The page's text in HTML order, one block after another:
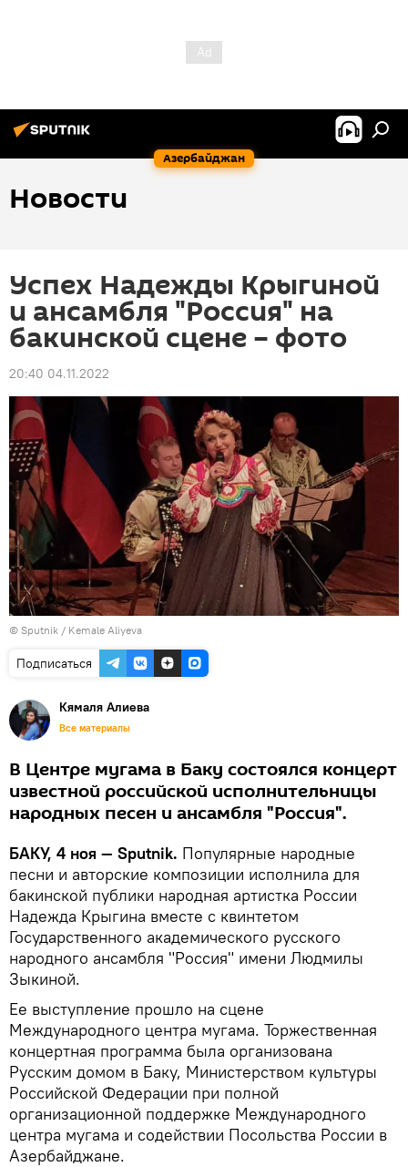
Азербайджан
Новости
Успех Надежды Крыгиной
и ансамбля "Россия" на
бакинской сцене – фото
20:40 04.11.2022
© Sputnik / Kemale Aliyeva
Подписаться
Кямаля Алиева
Все материалы
В Центре мугама в Баку состоялся концерт
известной российской исполнительницы
народных песен и ансамбля "Россия".
БАКУ, 4 ноя — Sputnik. Популярные народные
песни и авторские композиции исполнила для
бакинской публики народная артистка России
Надежда Крыгина вместе с квинтетом
Государственного академического русского
народного ансамбля "Россия" имени Людмилы
Зыкиной.
Ее выступление прошло на сцене
Международного центра мугама. Торжественная
концертная программа была организована
Русским домом в Баку, Министерством культуры
Российской Федерации при полной
организационной поддержке Международного
центра мугама и содействии Посольства России в
Азербайджане.